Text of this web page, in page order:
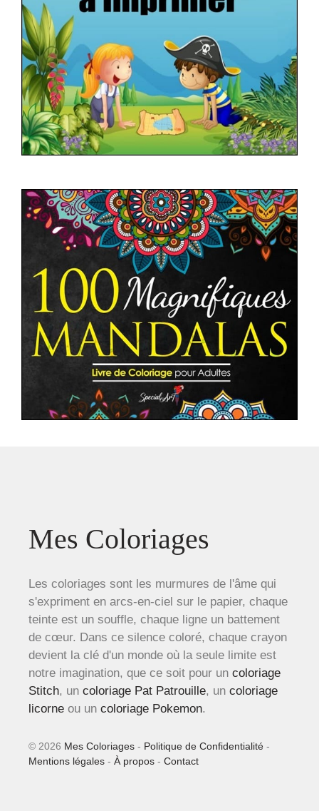
Mes Coloriages
Les coloriages sont les murmures de l'âme qui
s'expriment en arcs-en-ciel sur le papier, chaque
teinte est un souffle, chaque ligne un battement
de cœur. Dans ce silence coloré, chaque crayon
devient la clé d'un monde où la seule limite est
notre imagination, que ce soit pour un coloriage
Stitch, un coloriage Pat Patrouille, un coloriage
licorne ou un coloriage Pokemon.
© 2026 Mes Coloriages - Politique de Confidentialité -
Mentions légales - À propos - Contact